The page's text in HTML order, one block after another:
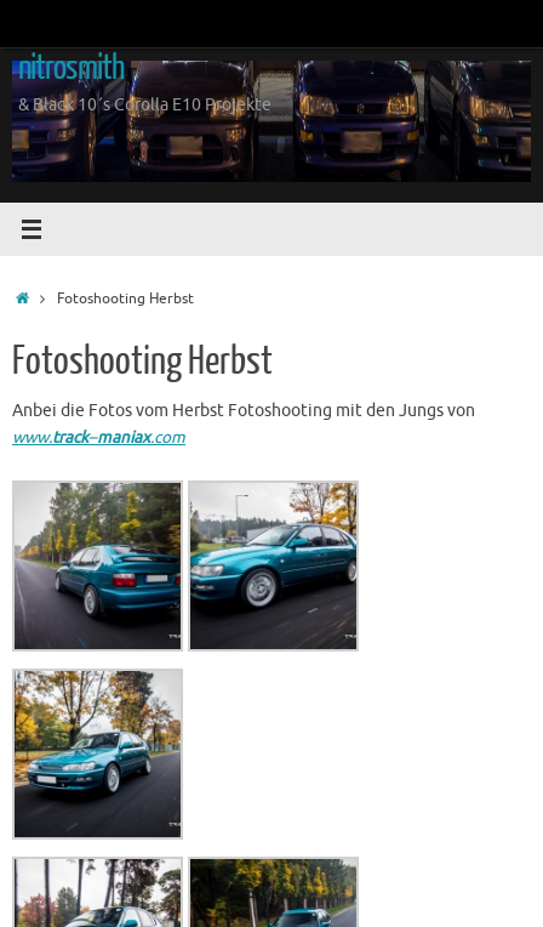
springen
nitrosmith
& Black 10´s Corolla E10 Projekte
StartFotoshooting Herbst
Fotoshooting Herbst
Anbei die Fotos vom Herbst Fotoshooting mit den Jungs von
www.track–maniax.com